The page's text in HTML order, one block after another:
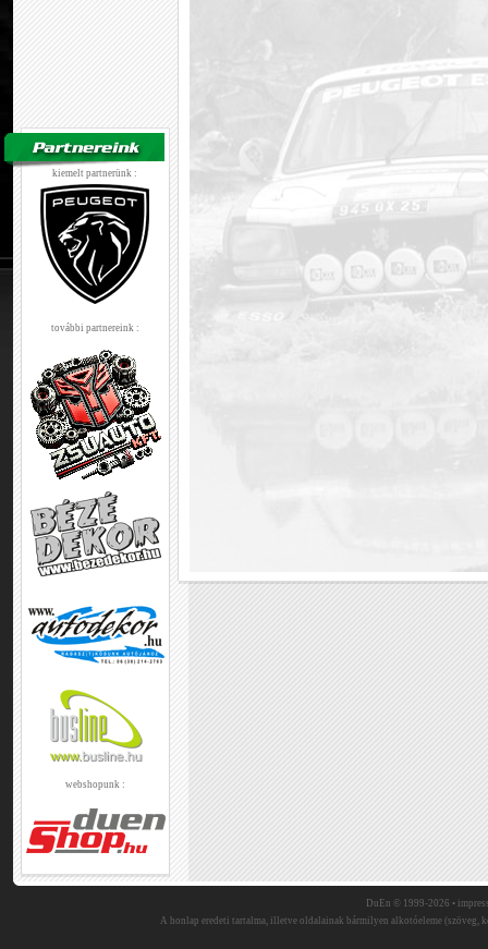
kiemelt partnerünk :
további partnereink :
webshopunk :
DuEn © 1999-2026 •
A honlap eredeti tartalma, illetve oldalainak bármilyen alkotóeleme (szöveg,